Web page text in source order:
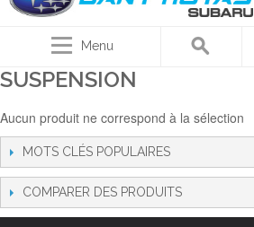
Menu
SUSPENSION
Aucun produit ne correspond à la sélection
MOTS CLÉS POPULAIRES
COMPARER DES PRODUITS